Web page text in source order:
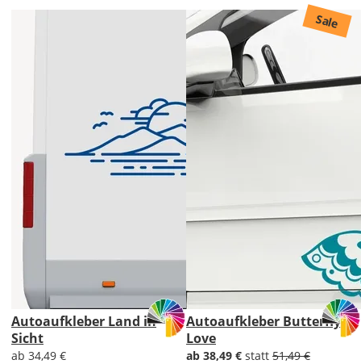
Autoaufkleber Land in
Sicht
ab 34,49 €
Sale
Autoaufkleber Butterfly
Love
ab 38,49 € statt 51,49 €